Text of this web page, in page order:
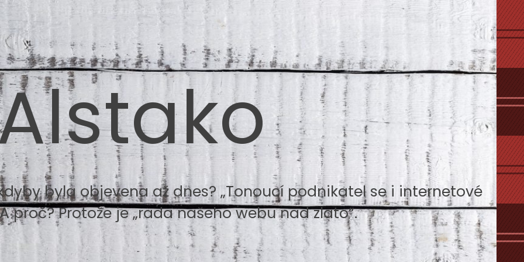
byla objevena až dnes? „Tonoucí podnikatel se i internetové
proč? Protože je „rada našeho webu nad zlato“.